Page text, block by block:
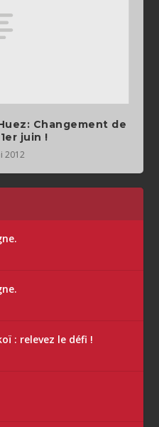
Changement de
juin !
2012
: relevez le défi !